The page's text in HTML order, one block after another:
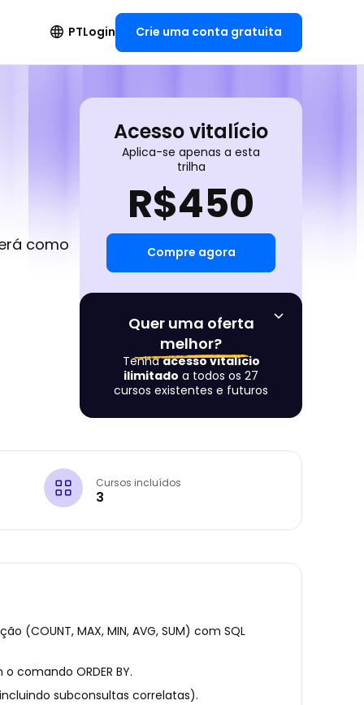
PTLogin Crie uma conta gratuita
como
Acesso vitalício
Aplica-se apenas a esta
trilha
R$450
Compre agora
Quer uma oferta
melhor?
Tenhaacesso vitalício
ilimitado a todos os 27
cursos existentes e futuros
Cursos incluídos
3
(COUNT, MAX, MIN, AVG, SUM) com SQL
comando ORDER BY.
subconsultas correlatas).